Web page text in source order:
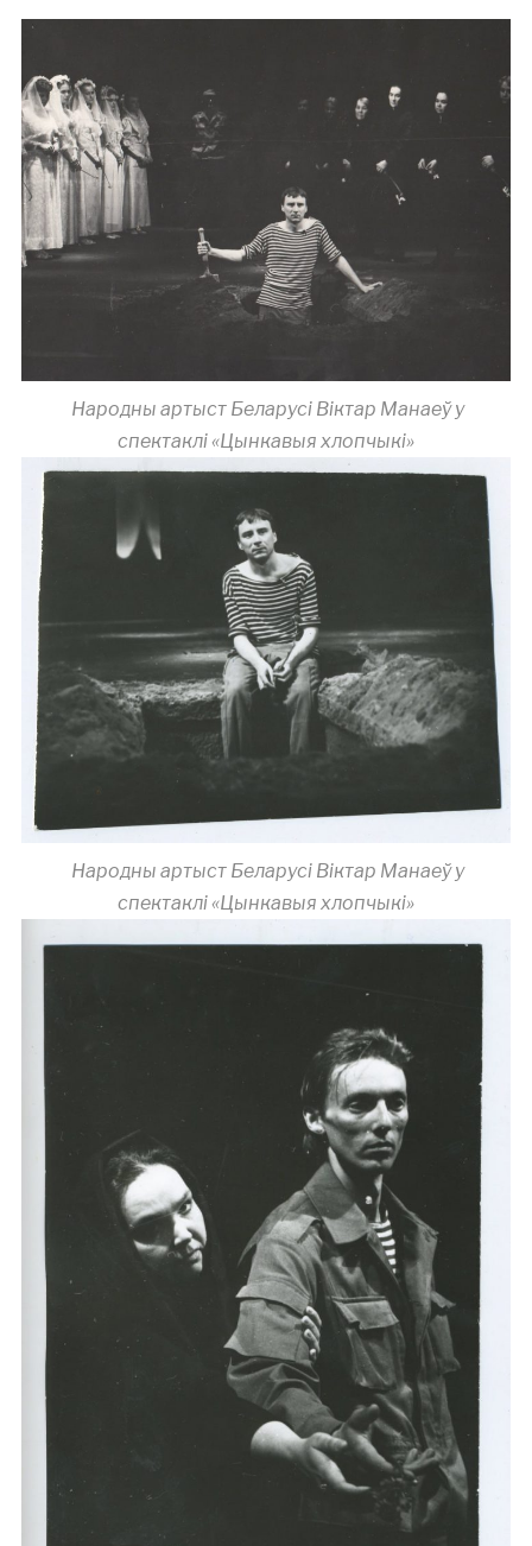
Народны артыст Беларусі Віктар Манаеў у
спектаклі «Цынкавыя хлопчыкі»
Народны артыст Беларусі Віктар Манаеў у
спектаклі «Цынкавыя хлопчыкі»